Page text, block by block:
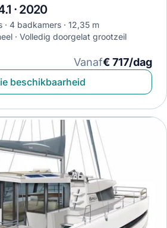
· 2020
4 badkamers
12,35 m
Volledig doorgelat grootzeil
Vanaf€ 717/dag
beschikbaarheid